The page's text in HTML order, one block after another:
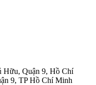
Hữu, Quận 9, Hồ Chí
9, TP Hồ Chí Minh